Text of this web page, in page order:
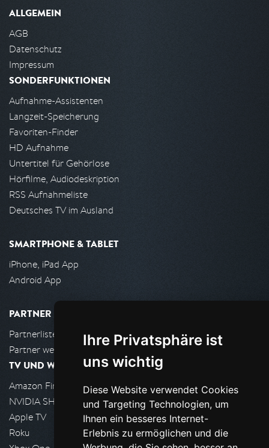
Ihre Privatsphäre ist
uns wichtig
Diese Website verwendet Cookies
und Targeting Technologien, um
Ihnen ein besseres Internet-
Erlebnis zu ermöglichen und die
ALLGEMEIN
AGB
Datenschutz
Impressum
SONDERFUNKTIONEN
Aufnahme-Assistenten
Langzeit-Speicherung
Favoriten-Finder
HD Aufnahme
Untertitel für Gehörlose
Hörfilme, Audiodeskription
RSS Aufnahmeliste
Deutsches TV im Ausland
SMARTPHONE & TABLET
iPhone, iPad App
Android App
PARTNER
Partnerliste
Partner werden
TV UND WOHNZIMMER
Amazon FireTV
NVIDIA SHIELD, Google TV
Apple TV
Roku